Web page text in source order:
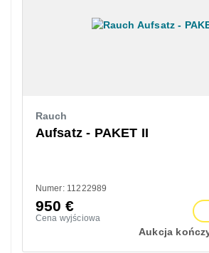
Rauch
Aufsatz - PAKET II
Numer: 11222989
950€
Cena wyjściowa
Aukcja